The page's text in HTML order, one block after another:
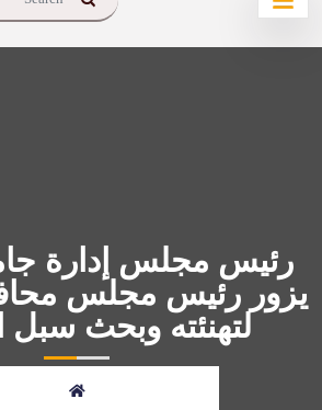
رئيس مجلس إدارة
يزور رئيس مجلس
لتهنئته وبحث سبل